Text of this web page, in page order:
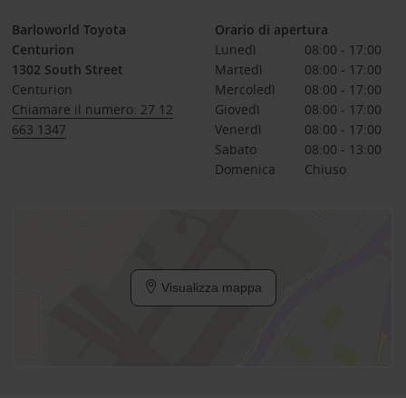
Barloworld Toyota
Centurion
1302 South Street
Centurion
Chiamare il numero: 27 12
663 1347
Orario di apertura
Lunedì
08:00 - 17:00
Martedì
08:00 - 17:00
Mercoledì
08:00 - 17:00
Giovedì
08:00 - 17:00
Venerdì
08:00 - 17:00
Sabato
08:00 - 13:00
Domenica
Chiuso
Visualizza mappa